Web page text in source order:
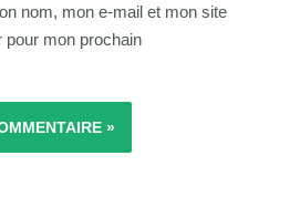
nom, mon e-mail et mon site
pour mon prochain